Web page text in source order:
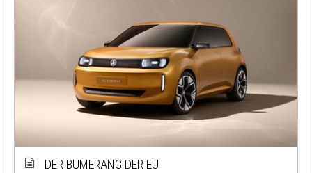
DER BUMERANG DER EU